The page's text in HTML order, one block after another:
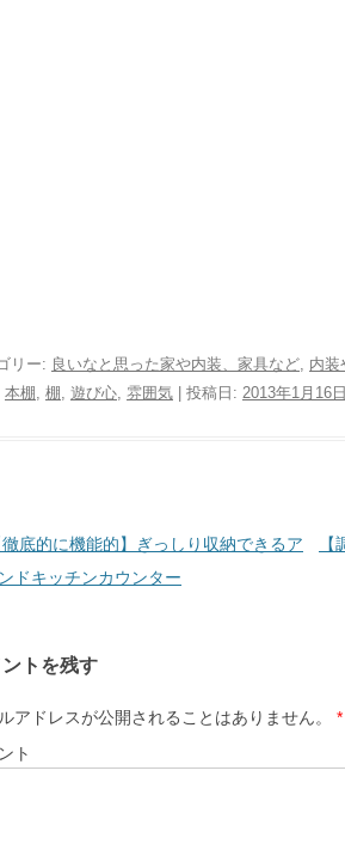
リー: 良いなと思った家や内装、家具など, 内装
本棚 , 棚 , 遊び心, 雰囲気 | 投稿日: 2013年1月16日
ビゲーション
徹底的に機能的】ぎっしり収納できるア
ドキッチンカウンター
ントを残す
アドレスが公開されることはありません。 *
ト